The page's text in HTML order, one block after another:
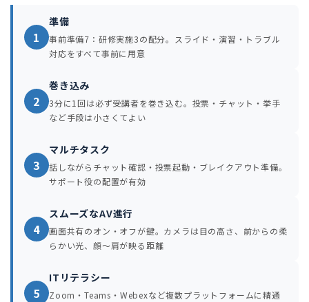
1
準備
事前準備7：研修実施3の配分。スライド・演習・トラブル
対応をすべて事前に用意
2
巻き込み
3分に1回は必ず受講者を巻き込む。投票・チャット・挙手
など手段は小さくてよい
3
マルチタスク
話しながらチャット確認・投票起動・ブレイクアウト準備。
サポート役の配置が有効
4
スムーズなAV進行
画面共有のオン・オフが鍵。カメラは目の高さ、前からの柔
らかい光、顔〜肩が映る距離
5
ITリテラシー
Zoom・Teams・Webexなど複数プラットフォームに精通